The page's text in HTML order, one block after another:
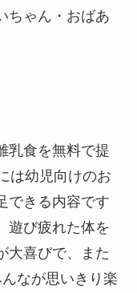
ちゃん・おばあ
乳食を無料で提
は幼児向けのお
できる内容です
遊び疲れた体を
大喜びで、また
なが思いきり楽